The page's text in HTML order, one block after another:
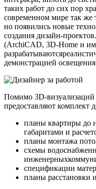
таких работ до сих пор
современном мире так же
но появились новые
создания дизайн-
(ArchiCAD, 3D-Home и
демонстрацией
Помимо 3D-визуализаций
предоставляют комплект
планы квартиры до
габаритами и
планы монтажа
схемы
спецификации
планы расстановки